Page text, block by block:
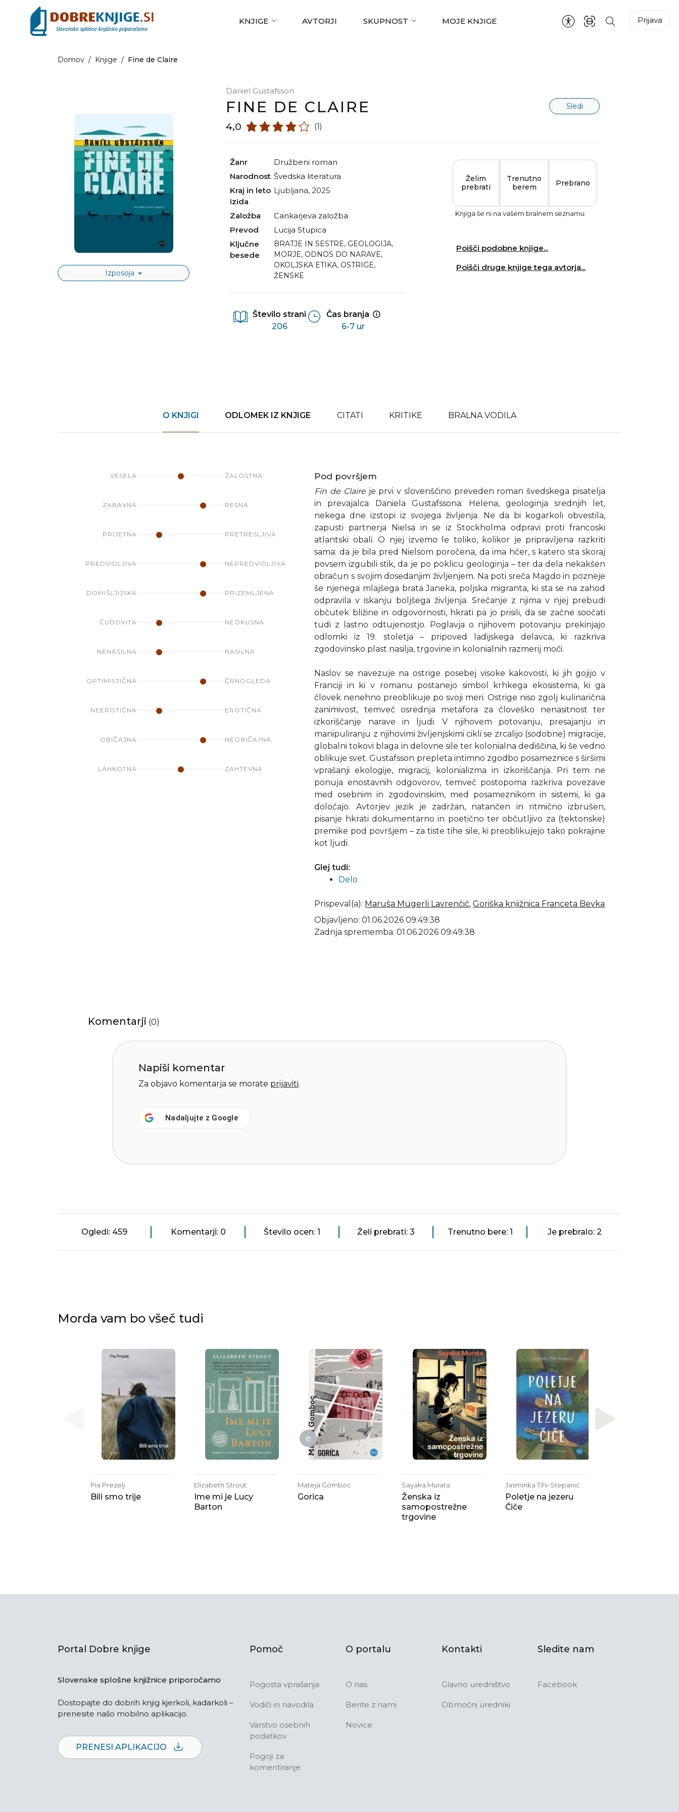
KNJIGE AVTORJI SKUPNOST MOJE KNJIGE Prijava
Domov / Knjige / Fine de Claire
Izposoja
Daniel Gustafsson
FINE DE CLAIRE Sledi
4,0 (1)
Žanr
družbeni roman
Narodnost
švedska literatura
Kraj in leto
izida
Ljubljana, 2025
Založba
Cankarjeva založba
Prevod
Lucija Stupica
Ključne
besede
BRATJE IN SESTRE, GEOLOGIJA,
MORJE, ODNOS DO NARAVE,
OKOLJSKA ETIKA, OSTRIGE,
ŽENSKE
Število strani
206
Čas branja
6-7 ur
Želim
prebrati
Trenutno
berem
Prebrano
Knjiga še ni na vašem bralnem seznamu.
Poišči podobne knjige...
Poišči druge knjige tega avtorja...
O KNJIGI ODLOMEK IZ KNJIGE CITATI KRITIKE BRALNA VODILA
VESELA ŽALOSTNA
ZABAVNA RESNA
PRIJETNA PRETRESLJIVA
PREDVIDLJIVA NEPREDVIDLJIVA
DOMIŠLJIJSKA PRIZEMLJENA
ČUDOVITA NEOKUSNA
NENASILNA NASILNA
OPTIMISTIČNA ČRNOGLEDA
NEEROTIČNA EROTIČNA
OBIČAJNA NEOBIČAJNA
LAHKOTNA ZAHTEVNA
Pod površjem
Fin de Claireje prvi v slovenščino preveden roman švedskega pisatelja
in prevajalca Daniela Gustafssona. Helena, geologinja srednjih let,
nekega dne izstopi iz svojega življenja. Ne da bi kogarkoli obvestila,
zapusti partnerja Nielsa in se iz Stockholma odpravi proti francoski
atlantski obali. O njej izvemo le toliko, kolikor je pripravljena razkriti
sama: da je bila pred Nielsom poročena, da ima hčer, s katero sta skoraj
povsem izgubili stik, da je po poklicu geologinja – ter da dela nekakšen
obračun s svojim dosedanjim življenjem. Na poti sreča Magdo in pozneje
še njenega mlajšega brata Janeka, poljska migranta, ki sta se na zahod
odpravila v iskanju boljšega življenja. Srečanje z njima v njej prebudi
občutek bližine in odgovornosti, hkrati pa jo prisili, da se začne soočati
tudi z lastno odtujenostjo. Poglavja o njihovem potovanju prekinjajo
odlomki iz 19. stoletja – pripoved ladijskega delavca, ki razkriva
zgodovinsko plast nasilja, trgovine in kolonialnih razmerij moči.
Naslov se navezuje na ostrige posebej visoke kakovosti, ki jih gojijo v
Franciji in ki v romanu postanejo simbol krhkega ekosistema, ki ga
človek nenehno preoblikuje po svoji meri. Ostrige niso zgolj kulinarična
zanimivost, temveč osrednja metafora za človeško nenasitnost ter
izkoriščanje narave in ljudi. V njihovem potovanju, presajanju in
manipuliranju z njihovimi življenjskimi cikli se zrcalijo (sodobne) migracije,
globalni tokovi blaga in delovne sile ter kolonialna dediščina, ki še vedno
oblikuje svet. Gustafsson prepleta intimno zgodbo posameznice s širšimi
vprašanji ekologije, migracij, kolonializma in izkoriščanja. Pri tem ne
ponuja enostavnih odgovorov, temveč postopoma razkriva povezave
med osebnim in zgodovinskim, med posameznikom in sistemi, ki ga
določajo. Avtorjev jezik je zadržan, natančen in ritmično izbrušen,
pisanje hkrati dokumentarno in poetično ter občutljivo za (tektonske)
premike pod površjem – za tiste tihe sile, ki preoblikujejo tako pokrajine
kot ljudi.
Glej tudi:
Delo
Prispeval(a): Maruša Mugerli Lavrenčič,Goriška knjižnica Franceta Bevka
Objavljeno: 01.06.2026 09:49:38
Zadnja sprememba: 01.06.2026 09:49:38
Komentarji (0)
Napiši komentar
Za objavo komentarja se morate prijaviti.
Nadaljujte z Google
Ogledi: 459 Komentarji: 0 Število ocen: 1 Želi prebrati: 3 Trenutno bere: 1 Je prebralo: 2
Morda vam bo všeč tudi
Pia Prezelj
Bili smo trije
Elizabeth Strout
Ime mi je Lucy
Barton
e
Mateja Gomboc
Gorica
Sayaka Murata
Ženska iz
samopostrežne
trgovine
Jasminka Tihi-Stepanić
Poletje na jezeru
Čiče
Portal Dobre knjige
Slovenske splošne knjižnice priporočamo
Dostopajte do dobrih knjig kjerkoli, kadarkoli –
prenesite našo mobilno aplikacijo.
PRENESI APLIKACIJO
Pomoč
Pogosta vprašanja
Vodiči in navodila
Varstvo osebnih
podatkov
Pogoji za
komentiranje
O portalu
O nas
Berite z nami
Novice
Kontakti
Glavno uredništvo
Območni uredniki
Sledite nam
Facebook